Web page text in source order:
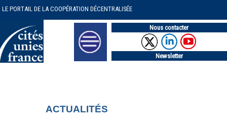
LE PORTAIL DE LA COOPÉRATION DÉCENTRALISÉE
Nous contacter
Newsletter
ACTUALITÉS